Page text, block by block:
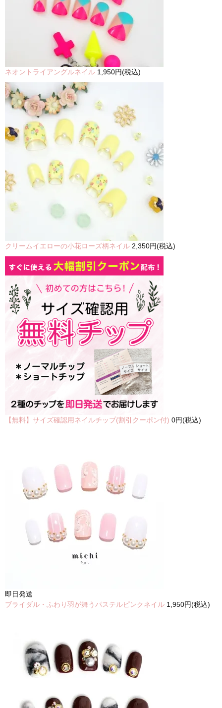
ネオントライアングルネイル 1,950円(税込)
クリームイエローの小花ローズ柄ネイル 2,350円(税込)
【無料】サイズ確認用ネイルチップ(割引クーポン付) 0円(税込)
即日発送
ブライダル・ふわり羽が舞うパステルピンクネイル 1,950円(税込)